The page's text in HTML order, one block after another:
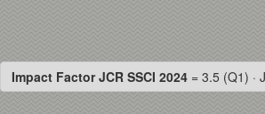
Impact Factor JCR SSCI 2024 = 3.5 (Q1) ·